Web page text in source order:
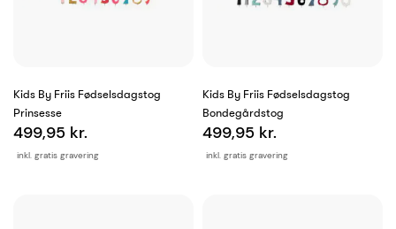
Kids By Friis Fødselsdagstog
Prinsesse
inkl. gratis gravering
499,95 kr.
Kids By Friis Fødselsdagstog
Bondegårdstog
inkl. gratis gravering
499,95 kr.